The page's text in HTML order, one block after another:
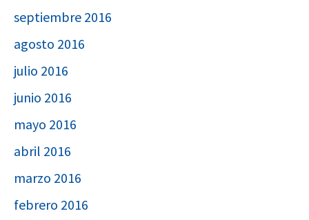
septiembre 2016
agosto 2016
julio 2016
junio 2016
mayo 2016
abril 2016
marzo 2016
febrero 2016